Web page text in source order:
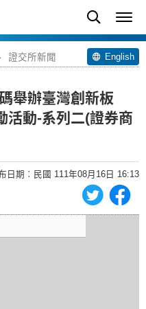
證交所新聞 English
舉辦臺灣創新板
活動-系列二(證券商
日期︰民國 111年08月16日 16:13